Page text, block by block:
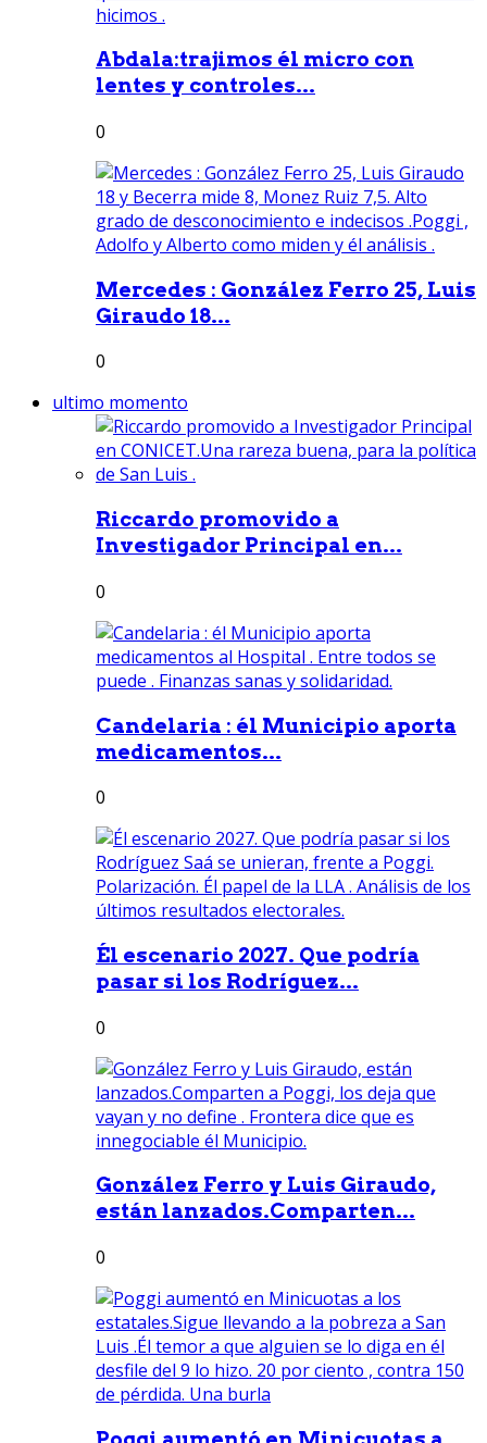
Abdala:trajimos él micro con
lentes y controles...
0
Mercedes : González Ferro 25, Luis
Giraudo 18...
0
ultimo momento
Riccardo promovido a
Investigador Principal en...
0
Candelaria : él Municipio aporta
medicamentos...
0
Él escenario 2027. Que podría
pasar si los Rodríguez...
0
González Ferro y Luis Giraudo,
están lanzados.Comparten...
0